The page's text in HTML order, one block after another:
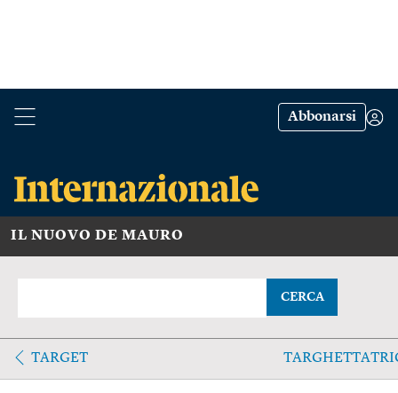
Abbonarsi
IL NUOVO DE MAURO
CERCA
TARGET